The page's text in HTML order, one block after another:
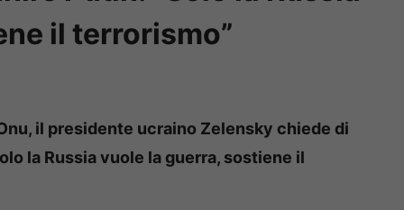
il terrorismo”
il presidente ucraino Zelensky chiede di
la Russia vuole la guerra, sostiene il